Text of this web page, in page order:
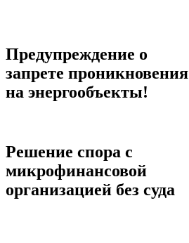
Предупреждение о
запрете проникновения
на энергообъекты!
Решение спора с
микрофинансовой
организацией без суда